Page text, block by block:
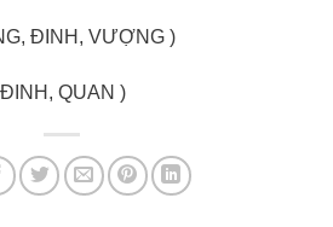
ĐINH, VƯỢNG )
QUAN )